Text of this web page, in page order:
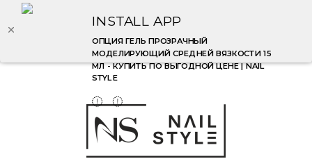
INSTALL APP
ОПЦИЯ ГЕЛЬ ПРОЗРАЧНЫЙ
МОДЕЛИРУЮЩИЙ СРЕДНЕЙ ВЯЗКОСТИ 15
МЛ - КУПИТЬ ПО ВЫГОДНОЙ ЦЕНЕ | NAIL
STYLE